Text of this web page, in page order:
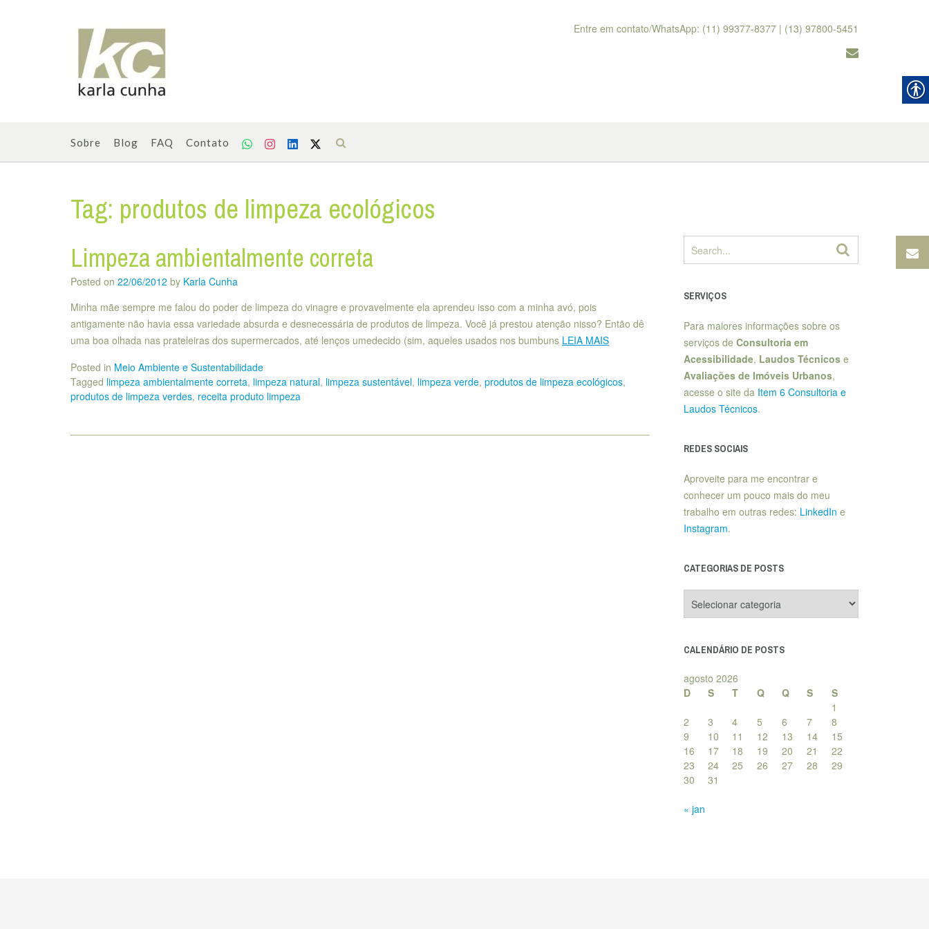
Entre em contato/WhatsApp: (11) 99377-8377 | (13) 97800-5451
Sobre Blog FAQ Contato
Tag: produtos de limpeza ecológicos
Limpeza ambientalmente correta
Posted on 22/06/2012 by Karla Cunha
Minha mãe sempre me falou do poder de limpeza do vinagre e provavelmente ela aprendeu isso com a minha avó, pois
antigamente não havia essa variedade absurda e desnecessária de produtos de limpeza. Você já prestou atenção nisso? Então dê
uma boa olhada nas prateleiras dos supermercados, até lenços umedecido (sim, aqueles usados nos bumbuns LEIA MAIS
Posted in Meio Ambiente e Sustentabilidade
Tagged limpeza ambientalmente correta, limpeza natural, limpeza sustentável, limpeza verde, produtos de limpeza ecológicos,
produtos de limpeza verdes, receita produto limpeza
SERVIÇOS
Para maiores informações sobre os
serviços de Consultoria em
Acessibilidade, Laudos Técnicose
Avaliações de Imóveis Urbanos,
acesse o site da Item 6 Consultoria e
Laudos Técnicos.
REDES SOCIAIS
Aproveite para me encontrar e
conhecer um pouco mais do meu
trabalho em outras redes: LinkedIn e
Instagram.
CATEGORIAS DE POSTS
de
CALENDÁRIO DE POSTS
agosto 2026
D
S T Q Q S
S
1
2
3 4 5 6 7
8
9
10 11 12 13 14
15
16
17 18 19 20 21
22
23
24 25 26 27 28
29
30
31
« jan